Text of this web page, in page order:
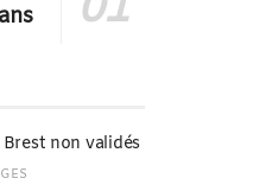
non validés